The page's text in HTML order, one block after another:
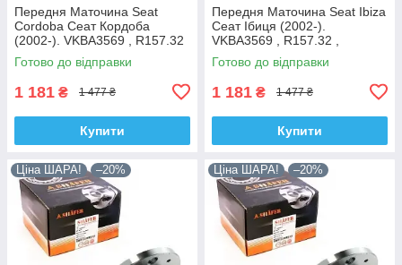
Передня Маточина Seat
Cordoba Сеат Кордоба
(2002-). VKBA3569 , R157.32
, 713610470. Shafer Австрія
Готово до відправки
1 181 ₴ 1 477 ₴
Купити
Передня Маточина Seat Ibiza
Сеат Ібиця (2002-).
VKBA3569 , R157.32 ,
713610470. Shafer Австрія
Готово до відправки
1 181 ₴ 1 477 ₴
Купити
Ціна ШАРА! –20% Ціна ШАРА! –20%